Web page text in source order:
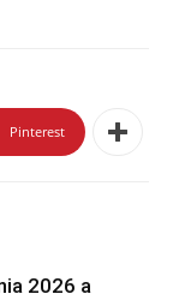
Pinterest
2026 a